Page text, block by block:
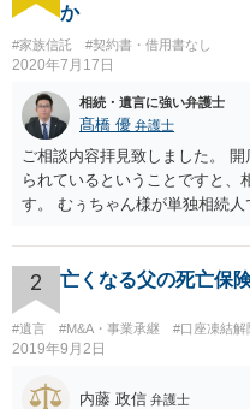
か
#家族信託 #契約書・借用書なし
2020年7月17日
相続・遺言に強い弁護士
髙橋 優 弁護士
ご相談内容拝見致しました。
られているということですと、
す。 むぅちゃん様が単独相続
相続人おられるということであ
るところです。 また、当該点
あると主張される可能性がご
とを伺わせる事情をどれだけ積
ろとなります。 返済の事実や
おく方が宜しいかと思います。
2 亡くなる父の死亡保
#遺言 #M&A・事業承継 #口座凍結解
2019年9月2日
内藤 政信 弁護士